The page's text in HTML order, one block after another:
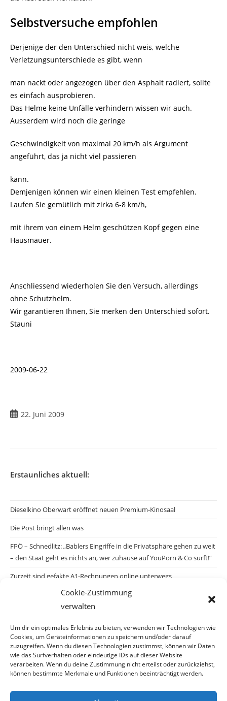
Cookie-Zustimmung
verwalten
Um dir ein optimales Erlebnis zu bieten, verwenden wir Technologien wie
Cookies, um Geräteinformationen zu speichern und/oder darauf
zuzugreifen. Wenn du diesen Technologien zustimmst, können wir Daten
wie das Surfverhalten oder eindeutige IDs auf dieser Website
verarbeiten. Wenn du deine Zustimmung nicht erteilst oder zurückziehst,
können bestimmte Merkmale und Funktionen beeinträchtigt werden.
Selbstversuche empfohlen
Derjenige der den Unterschied nicht weis, welche
Verletzungsunterschiede es gibt, wenn
man nackt oder angezogen über den Asphalt radiert, sollte
es einfach ausprobieren.
Das Helme keine Unfälle verhindern wissen wir auch.
Ausserdem wird noch die geringe
Geschwindigkeit von maximal 20 km/h als Argument
angeführt, das ja nicht viel passieren
kann.
Demjenigen können wir einen kleinen Test empfehlen.
Laufen Sie gemütlich mit zirka 6-8 km/h,
mit ihrem von einem Helm geschützen Kopf gegen eine
Hausmauer.
Anschliessend wiederholen Sie den Versuch, allerdings
ohne Schutzhelm.
Wir garantieren Ihnen, Sie merken den Unterschied sofort.
Stauni
2009-06-22
Beitrag
22. Juni 2009
Erstaunliches aktuell:
Dieselkino Oberwart eröffnet neuen Premium-Kinosaal
Die Post bringt allen was
FPÖ – Schnedlitz: „Bablers Eingriffe in die Privatsphäre gehen zu weit
– den Staat geht es nichts an, wer zuhause auf YouPorn & Co surft!“
Zurzeit sind gefakte A1-Rechnungen online unterwegs
Salzburgs Juden und ihre Sicherheit: „Erst nach einem Anschlag wäre
die Gefahr endlich konkret!“
Biologisches Wunder in Ceuta
Ein vermeintliches Abschiebemärchen
Archiv